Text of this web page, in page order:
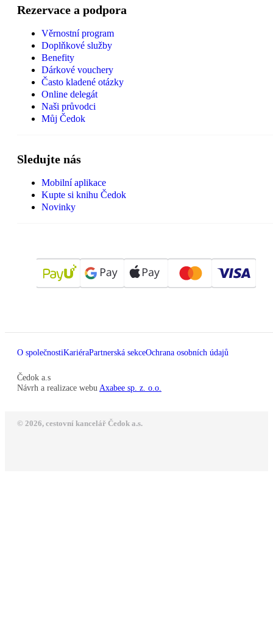
Rezervace a podpora
Věrnostní program
Doplňkové služby
Benefity
Dárkové vouchery
Často kladené otázky
Online delegát
Naši průvodci
Můj Čedok
Sledujte nás
Mobilní aplikace
Kupte si knihu Čedok
Novinky
O společnostiKariéraPartnerská sekceOchrana osobních údajů
Čedok a.s
Návrh a realizace webu Axabee sp. z. o.o.
© 2026, cestovní kancelář Čedok a.s.